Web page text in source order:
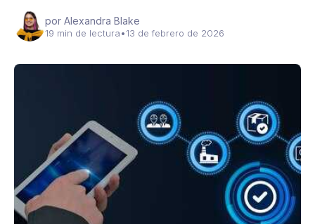
por Alexandra Blake
19 min de lectura•13 de febrero de 2026